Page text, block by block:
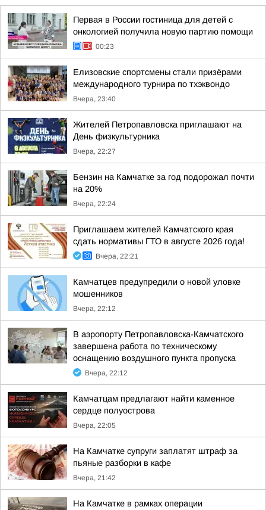
Первая в России гостиница для детей с
онкологией получила новую партию помощи
00:23
Елизовские спортсмены стали призёрами
международного турнира по тхэквондо
Вчера, 23:40
Жителей Петропавловска приглашают на
День физкультурника
Вчера, 22:27
Бензин на Камчатке за год подорожал почти
на 20%
Вчера, 22:24
Приглашаем жителей Камчатского края
сдать нормативы ГТО в августе 2026 года!
Вчера, 22:21
Камчатцев предупредили о новой уловке
мошенников
Вчера, 22:12
В аэропорту Петропавловска-Камчатского
завершена работа по техническому
оснащению воздушного пункта пропуска
Вчера, 22:12
Камчатцам предлагают найти каменное
сердце полуострова
Вчера, 22:05
На Камчатке супруги заплатят штраф за
пьяные разборки в кафе
Вчера, 21:42
На Камчатке в рамках операции